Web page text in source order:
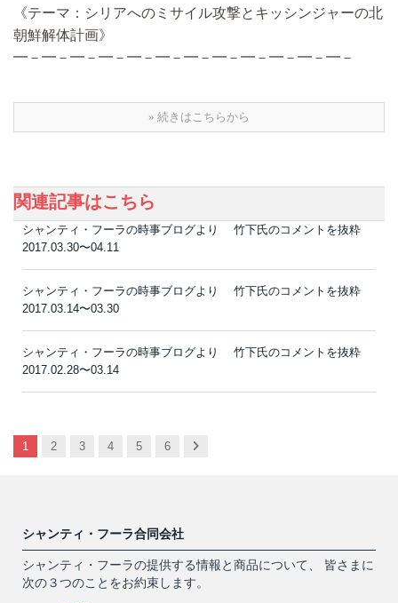
《テーマ：シリアへのミサイル攻撃とキッシンジャーの北
朝鮮解体計画》
━－━－━－━－━－━－━－━－━－━－━－━－
» 続きはこちらから
関連記事はこちら
シャンティ・フーラの時事ブログより 竹下氏のコメントを抜粋
2017.03.30〜04.11
シャンティ・フーラの時事ブログより 竹下氏のコメントを抜粋
2017.03.14〜03.30
シャンティ・フーラの時事ブログより 竹下氏のコメントを抜粋
2017.02.28〜03.14
1 2 3 4 5 6 Next
シャンティ・フーラ合同会社
シャンティ・フーラの提供する情報と商品について、 皆さまに
次の３つのことをお約束します。